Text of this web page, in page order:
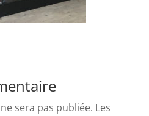
sera pas publiée. Les